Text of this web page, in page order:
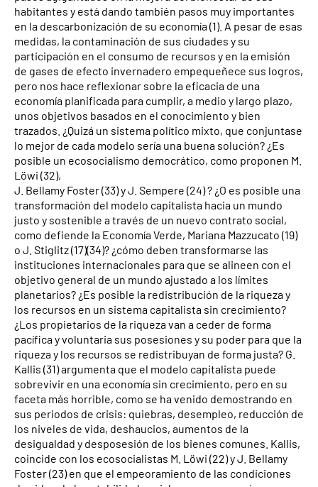
habitantes y está dando también pasos muy importantes
en la descarbonización de su economía (1). A pesar de esas
medidas, la contaminación de sus ciudades y su
participación en el consumo de recursos y en la emisión
de gases de efecto invernadero empequeñece sus logros,
pero nos hace reflexionar sobre la eficacia de una
economía planificada para cumplir, a medio y largo plazo,
unos objetivos basados en el conocimiento y bien
trazados. ¿Quizá un sistema político mixto, que conjuntase
lo mejor de cada modelo sería una buena solución? ¿Es
posible un ecosocialismo democrático, como proponen M.
Löwi (32),
J. Bellamy Foster (33) y J. Sempere (24) ? ¿O es posible una
transformación del modelo capitalista hacia un mundo
justo y sostenible a través de un nuevo contrato social,
como defiende la Economía Verde, Mariana Mazzucato (19)
o J. Stiglitz (17)(34)? ¿cómo deben transformarse las
instituciones internacionales para que se alineen con el
objetivo general de un mundo ajustado a los límites
planetarios? ¿Es posible la redistribución de la riqueza y
los recursos en un sistema capitalista sin crecimiento?
¿Los propietarios de la riqueza van a ceder de forma
pacífica y voluntaria sus posesiones y su poder para que la
riqueza y los recursos se redistribuyan de forma justa? G.
Kallis (31) argumenta que el modelo capitalista puede
sobrevivir en una economía sin crecimiento, pero en su
faceta más horrible, como se ha venido demostrando en
sus periodos de crisis: quiebras, desempleo, reducción de
los niveles de vida, deshaucios, aumentos de la
desigualdad y desposesión de los bienes comunes. Kallis,
coincide con los ecosocialistas M. Löwi (22) y J. Bellamy
Foster (23) en que el empeoramiento de las condiciones